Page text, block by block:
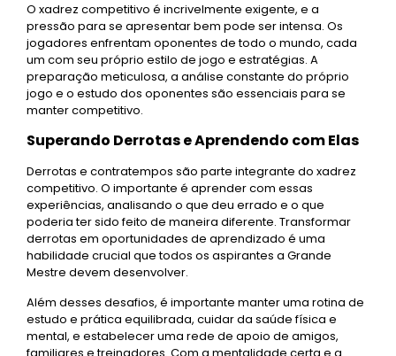
O xadrez competitivo é incrivelmente exigente, e a
pressão para se apresentar bem pode ser intensa. Os
jogadores enfrentam oponentes de todo o mundo, cada
um com seu próprio estilo de jogo e estratégias. A
preparação meticulosa, a análise constante do próprio
jogo e o estudo dos oponentes são essenciais para se
manter competitivo.
Superando Derrotas e Aprendendo com Elas
Derrotas e contratempos são parte integrante do xadrez
competitivo. O importante é aprender com essas
experiências, analisando o que deu errado e o que
poderia ter sido feito de maneira diferente. Transformar
derrotas em oportunidades de aprendizado é uma
habilidade crucial que todos os aspirantes a Grande
Mestre devem desenvolver.
Além desses desafios, é importante manter uma rotina de
estudo e prática equilibrada, cuidar da saúde física e
mental, e estabelecer uma rede de apoio de amigos,